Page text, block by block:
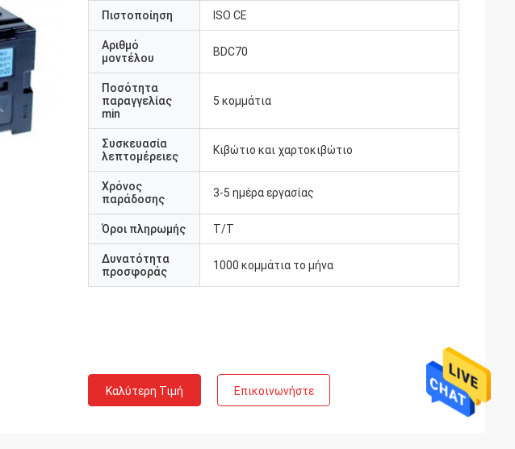
Πιστοποίηση ISO CE
Αριθμό
μοντέλου
BDC70
Ποσότητα
παραγγελίας
min
5 κομμάτια
Συσκευασία
λεπτομέρειες
Κιβώτιο και χαρτοκιβώτιο
Χρόνος
παράδοσης
3-5 ημέρα εργασίας
Όροι πληρωμής T/T
Δυνατότητα
προσφοράς
1000 κομμάτια το μήνα
Καλύτερη Τιμή Επικοινωνήστε